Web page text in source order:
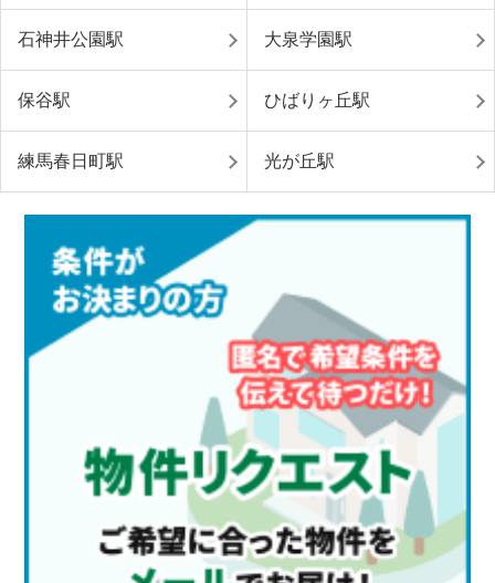
石神井公園駅 大泉学園駅
保谷駅 ひばりヶ丘駅
練馬春日町駅 光が丘駅